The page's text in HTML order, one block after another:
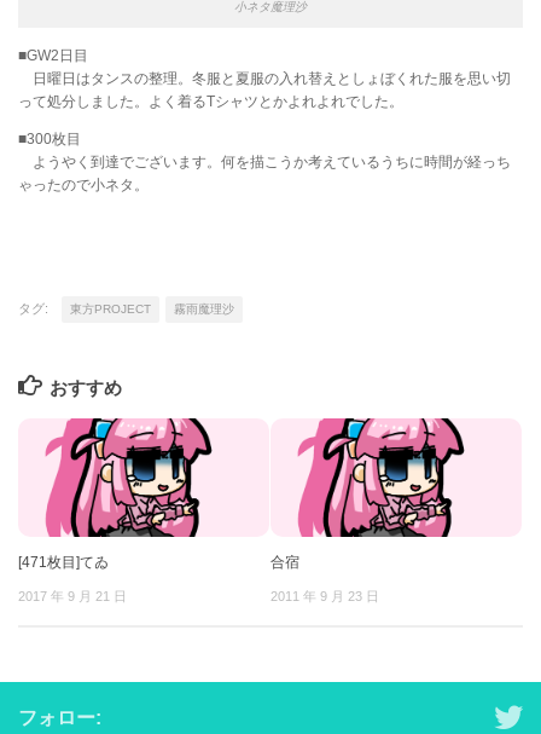
小ネタ魔理沙
■GW2日目
日曜日はタンスの整理。冬服と夏服の入れ替えとしょぼくれた服を思い切
って処分しました。よく着るTシャツとかよれよれでした。
■300枚目
ようやく到達でございます。何を描こうか考えているうちに時間が経っち
ゃったので小ネタ。
タグ: 東方PROJECT 霧雨魔理沙
おすすめ
[471枚目]てゐ
2017 年 9 月 21 日
合宿
2011 年 9 月 23 日
フォロー: